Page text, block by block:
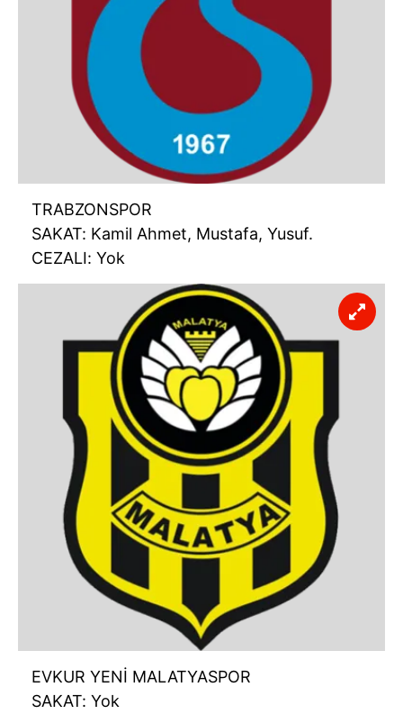
TRABZONSPOR
SAKAT: Kamil Ahmet, Mustafa, Yusuf.
CEZALI: Yok
EVKUR YENİ MALATYASPOR
SAKAT: Yok